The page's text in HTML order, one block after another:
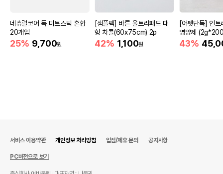
네츄럴코어 독 미트스틱 혼합
20개입
25% 9,700원
[샘플팩] 바른 울트라패드 대
형 차콜(60x75cm) 2p
42% 1,100원
[어펫단독] 인트
영양제
43%
서비스 이용약관 개인정보 처리방침 입점/제휴 문의 공지사항
PC버전으로 보기